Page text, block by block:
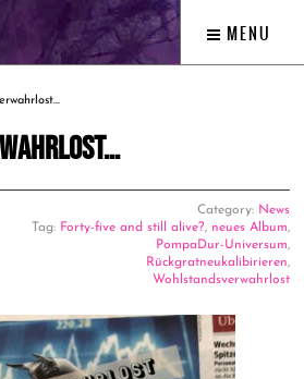
MENU
Category: News
Tag: Forty-five and still alive?, neues Album,
PompaDur-Universum,
Rückgratneukalibirieren,
Wohlstandsverwahrlost